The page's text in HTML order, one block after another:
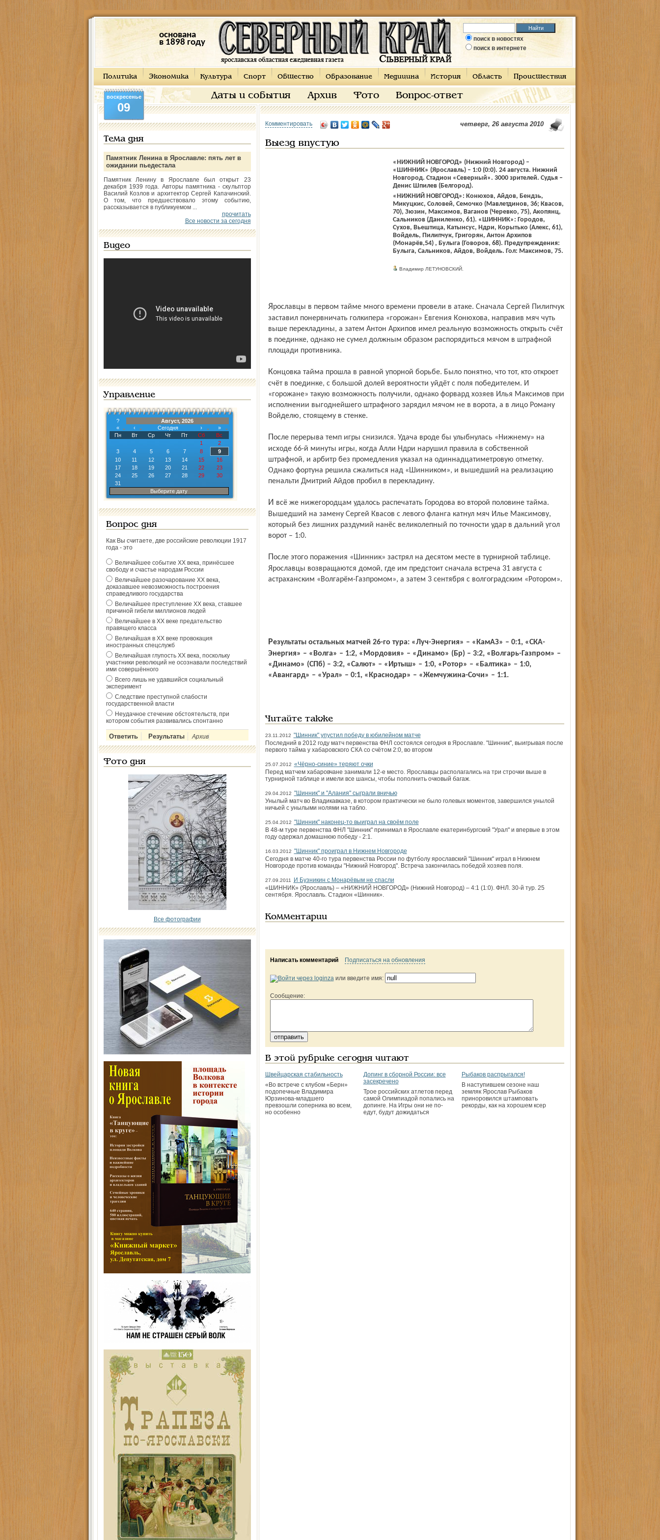
основана
в 1898 году
поиск в новостях
поиск в интернете
Политика Экономика Культура Спорт Общество Образование Медицина История Область Происшествия
Даты и события Архив Фото Вопрос-ответ
воскресенье
09
Тема дня
Памятник Ленина в Ярославле: пять лет в
ожидании пьедестала
Памятник Ленину в Ярославле был открыт 23
декабря 1939 года. Авторы памятника - скульптор
Василий Козлов и архитектор Сергей Капачинский.
О том, что предшествовало этому событию,
рассказывается в публикуемом ...
прочитать
Все новости за сегодня
Видео
Управление
?
Август, 2026
«
‹ Сегодня ›
»
Пн
Вт Ср Чт Пт Сб
Вс
1
2
3
4 5 6 7 8
9
10
11 12 13 14 15
16
17
18 19 20 21 22
23
24
25 26 27 28 29
30
31
Выберите дату
Вопрос дня
Как Вы считаете, две российские революции 1917
года - это
Величайшее событие ХХ века, принёсшее
свободу и счастье народам России
Величайшее разочарование ХХ века,
доказавшее невозможность построения
справедливого государства
Величайшее преступление ХХ века, ставшее
причиной гибели миллионов людей
Величайшее в ХХ веке предательство
правящего класса
Величайшая в ХХ веке провокация
иностранных спецслужб
Величайшая глупость ХХ века, поскольку
участники революций не осознавали последствий
ими совершённого
Всего лишь не удавшийся социальный
эксперимент
Следствие преступной слабости
государственной власти
Неудачное стечение обстоятельств, при
котором события развивались спонтанно
Архив
Фото дня
Все фотографии
Комментировать четверг, 26 августа 2010
Выезд впустую
«НИЖНИЙ НОВГОРОД» (Нижний Новгород) –
«ШИННИК» (Ярославль) – 1:0 (0:0). 24 августа. Нижний
Новгород. Стадион «Северный». 3000 зрителей. Судья –
Денис Шпилев (Белгород).
«НИЖНИЙ НОВГОРОД»: Конюхов, Айдов, Бендзь,
Микуцкис, Соловей, Семочко (Мавлетдинов, 36; Квасов,
70), Зюзин, Максимов, Ваганов (Черевко, 75), Акопянц,
Сальников (Даниленко, 61). «ШИННИК»: Городов,
Сухов, Вьештица, Катынсус, Ндри, Корытько (Алекс, 61),
Войдель, Пилипчук, Григорян, Антон Архипов
(Монарёв,54) , Булыга (Говоров, 68). Предупреждения:
Булыга, Сальников, Айдов, Войдель. Гол: Максимов, 75.
Владимир ЛЕТУНОВСКИЙ.
Ярославцы в первом тайме много времени провели в атаке. Сначала Сергей Пилипчук
заставил понервничать голкипера «горожан» Евгения Конюхова, направив мяч чуть
выше перекладины, а затем Антон Архипов имел реальную возможность открыть счёт
в поединке, однако не сумел должным образом распорядиться мячом в штрафной
площади противника.
Концовка тайма прошла в равной упорной борьбе. Было понятно, что тот, кто откроет
счёт в поединке, с большой долей вероятности уйдёт с поля победителем. И
«горожане» такую возможность получили, однако форвард хозяев Илья Максимов при
исполнении выгоднейшего штрафного зарядил мячом не в ворота, а в лицо Роману
Войделю, стоящему в стенке.
После перерыва темп игры снизился. Удача вроде бы улыбнулась «Нижнему» на
исходе 66-й минуты игры, когда Алли Ндри нарушил правила в собственной
штрафной, и арбитр без промедления указал на одиннадцатиметровую отметку.
Однако фортуна решила сжалиться над «Шинником», и вышедший на реализацию
пенальти Дмитрий Айдов пробил в перекладину.
И всё же нижегородцам удалось распечатать Городова во второй половине тайма.
Вышедший на замену Сергей Квасов с левого фланга катнул мяч Илье Максимову,
который без лишних раздумий нанёс великолепный по точности удар в дальний угол
ворот – 1:0.
После этого поражения «Шинник» застрял на десятом месте в турнирной таблице.
Ярославцы возвращаются домой, где им предстоит сначала встреча 31 августа с
астраханским «Волгарём-Газпромом», а затем 3 сентября с волгоград­ским «Ротором».
Результаты остальных матчей 26-го тура: «Луч-Энергия» – «КамАЗ» – 0:1, «СКА-
Энергия» – «Волга» – 1:2, «Мордовия» – «Динамо» (Бр) – 3:2, «Волгарь-Газпром» –
«Динамо» (СПб) – 3:2, «Салют» – «Иртыш» – 1:0, «Ротор» – «Балтика» – 1:0,
«Авангард» – «Урал» – 0:1, «Краснодар» – «Жемчужина-Сочи» – 1:1.
Читайте также
23.11.2012 "Шинник" упустил победу в юбилейном матче
Последний в 2012 году матч первенства ФНЛ состоялся сегодня в Ярославле. "Шинник", выигрывая после
первого тайма у хабаровского СКА со счётом 2:0, во втором
25.07.2012 «Чёрно-синие» теряют очки
Перед матчем хабаровчане занимали 12-е место. Ярославцы располагались на три строчки выше в
турнирной таблице и имели все шансы, чтобы пополнить очковый багаж.
29.04.2012 "Шинник" и "Алания" сыграли вничью
Унылый матч во Владикавказе, в котором практически не было голевых моментов, завершился унылой
ничьей с унылыми нолями на табло.
25.04.2012 "Шинник" наконец-то выиграл на своём поле
В 48-м туре первенства ФНЛ "Шинник" принимал в Ярославле екатеринбургский "Урал" и впервые в этом
году одержал домашнюю победу - 2:1.
16.03.2012 "Шинник" проиграл в Нижнем Новгороде
Сегодня в матче 40-го тура первенства России по футболу ярославский "Шинник" играл в Нижнем
Новгороде против команды "Нижний Новгород". Встреча закончилась победой хозяев поля.
27.09.2011
И Бузникин с Монарёвым не спасли
«ШИННИК» (Ярославль) – «НИЖНИЙ НОВГОРОД» (Нижний Новгород) – 4:1 (1:0). ФНЛ. 30-й тур. 25
сентября. Ярославль. Стадион «Шинник».
Комментарии
Написать комментарий Подписаться на обновления
или введите имя:
Сообщение:
В этой рубрике сегодня читают
Швейцарская стабильность
«Во встрече с клубом «Берн»
подопечные Владимира
Юрзинова-младшего
превзошли соперника во всем,
но особенно
Допинг в сборной России: все
засекречено
Трое российских атлетов перед
самой Олимпиадой попались на
допинге. На Игры они не по-
едут, будут дожидаться
Рыбаков распрыгался!
В наступившем сезоне наш
земляк Ярослав Рыбаков
приноровился штамповать
рекорды, как на хорошем ксер